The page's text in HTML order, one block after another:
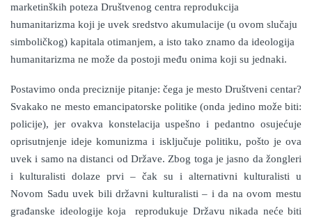
marketinških poteza Društvenog centra reprodukcija
humanitarizma koji je uvek sredstvo akumulacije (u ovom slučaju
simboličkog) kapitala otimanjem, a isto tako znamo da ideologija
humanitarizma ne može da postoji među onima koji su jednaki.
Postavimo onda preciznije pitanje: čega je mesto Društveni centar?
Svakako ne mesto emancipatorske politike (onda jedino može biti:
policije), jer ovakva konstelacija uspešno i pedantno osujećuje
oprisutnjenje ideje komunizma i isključuje politiku, pošto je ova
uvek i samo na distanci od Države. Zbog toga je jasno da žongleri
i kulturalisti dolaze prvi – čak su i alternativni kulturalisti u
Novom Sadu uvek bili državni kulturalisti – i da na ovom mestu
građanske ideologije koja reprodukuje Državu nikada neće biti